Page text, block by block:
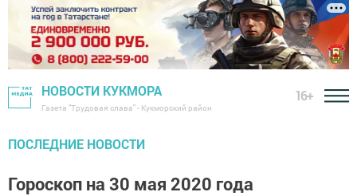
НОВОСТИ КУКМОРА
Газета "Трудовая слава" - Кукморский район
16+
ПОСЛЕДНИЕ НОВОСТИ
Гороскоп на 30 мая 2020 года